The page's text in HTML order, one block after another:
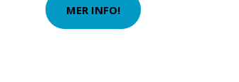
MER INFO!